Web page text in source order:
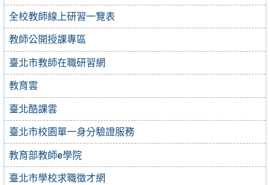
全校教師線上研習一覽表
教師公開授課專區
臺北市教師在職研習網
教育雲
臺北酷課雲
臺北市校園單一身分驗證服務
教育部教師e學院
臺北市學校求職徵才網